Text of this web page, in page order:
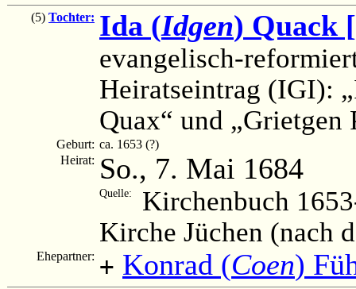
(5) Tochter: Ida (Idgen) Quack
evangelisch-
Heiratseintrag (IGI):
Quax“ und „Grietgen
Geburt: ca. 1653 (?)
Heirat: So., 7. Mai 1684
Quelle:
Kirchenbuch
Kirche Jüchen (nach
Ehepartner: + Konrad (Coen)